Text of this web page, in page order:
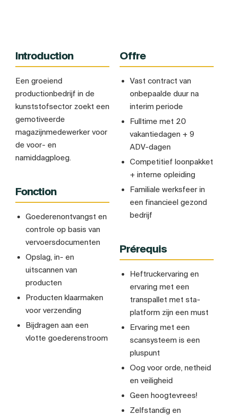
Introduction
Een groeiend
productionbedrijf in de
kunststofsector zoekt een
gemotiveerde
magazijnmedewerker voor
de voor- en
namiddagploeg.
Fonction
Goederenontvangst en
controle op basis van
vervoersdocumenten
Opslag, in- en
uitscannen van
producten
Producten klaarmaken
voor verzending
Bijdragen aan een
vlotte goederenstroom
Offre
Vast contract van
onbepaalde duur na
interim periode
Fulltime met 20
vakantiedagen + 9
ADV-dagen
Competitief loonpakket
+ interne opleiding
Familiale werksfeer in
een financieel gezond
bedrijf
Prérequis
Heftruckervaring en
ervaring met een
transpallet met sta-
platform zijn een must
Ervaring met een
scansysteem is een
pluspunt
Oog voor orde, netheid
en veiligheid
Geen hoogtevrees!
Zelfstandig en